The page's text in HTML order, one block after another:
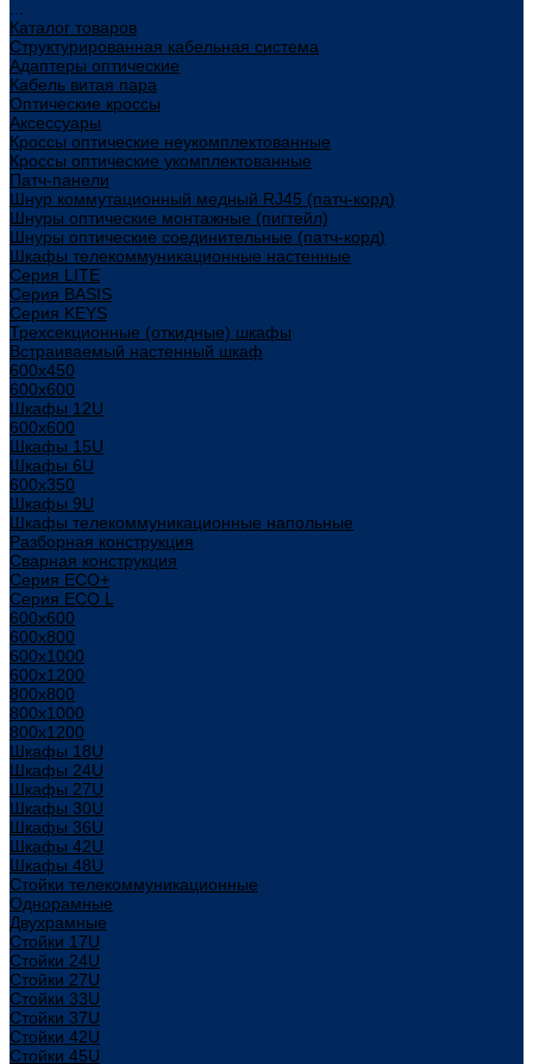
Каталог товаров
Структурированная кабельная система
Адаптеры оптические
Кабель витая пара
Оптические кроссы
Аксессуары
Кроссы оптические неукомплектованные
Кроссы оптические укомплектованные
Патч-панели
Шнур коммутационный медный RJ45 (патч-корд)
Шнуры оптические монтажные (пигтейл)
Шнуры оптические соединительные (патч-корд)
Шкафы телекоммуникационные настенные
Cерия LITE
Cерия BASIS
Cерия KEYS
Трехсекционные (откидные) шкафы
Встраиваемый настенный шкаф
600x450
600x600
Шкафы 12U
600x600
Шкафы 15U
Шкафы 6U
600x350
Шкафы 9U
Шкафы телекоммуникационные напольные
Разборная конструкция
Сварная конструкция
Серия ECO+
Серия ECO L
600x600
600x800
600х1000
600х1200
800x800
800х1000
800х1200
Шкафы 18U
Шкафы 24U
Шкафы 27U
Шкафы 30U
Шкафы 36U
Шкафы 42U
Шкафы 48U
Стойки телекоммуникационные
Однорамные
Двухрамные
Стойки 17U
Стойки 24U
Стойки 27U
Стойки 33U
Стойки 37U
Стойки 42U
Стойки 45U